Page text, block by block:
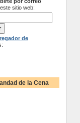
sitio web:
de
de la Cena